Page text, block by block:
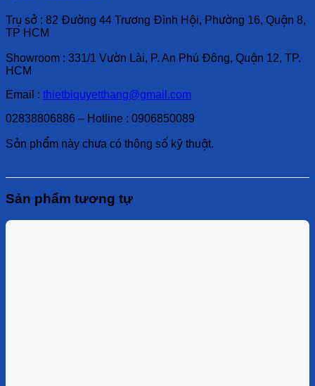
Trụ sở : 82 Đường 44 Trương Đình Hội, Phường 16, Quận 8,
TP HCM
Showroom : 331/1 Vườn Lài, P. An Phú Đông, Quận 12, TP.
HCM
Email : thietbiquyetthang@gmail.com
02838806886 – Hotline : 0906850089
Sản phẩm này chưa có thông số kỹ thuật.
Sản phẩm tương tự